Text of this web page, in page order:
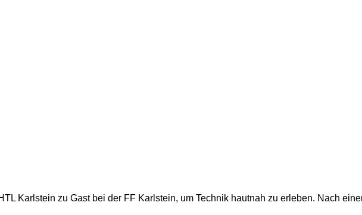
Karlstein zu Gast bei der FF Karlstein, um Technik hautnah zu erleben. Nach